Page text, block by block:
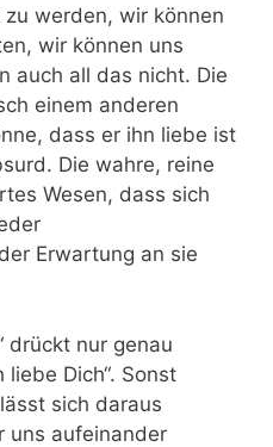
werden, wir können
wir können uns
auch all das nicht. Die
einem anderen
dass er ihn liebe ist
Die wahre, reine
Wesen, dass sich
Erwartung an sie
drückt nur genau
liebe Dich“. Sonst
sich daraus
uns aufeinander